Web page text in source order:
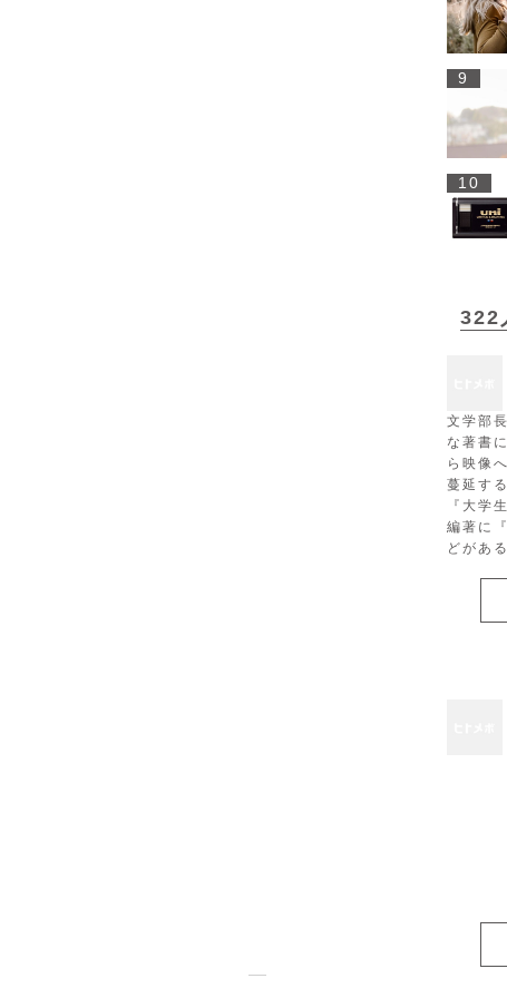
9
10
322
文学部
な著書
ら映像
蔓延す
『大学
編著に
どがあ